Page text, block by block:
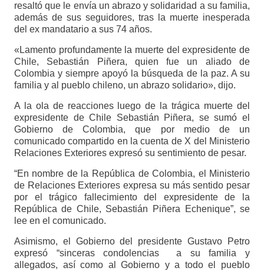
resaltó que le envía un abrazo y solidaridad a su familia,
además de sus seguidores, tras la muerte inesperada
del ex mandatario a sus 74 años.
«Lamento profundamente la muerte del expresidente de
Chile, Sebastián Piñera, quien fue un aliado de
Colombia y siempre apoyó la búsqueda de la paz. A su
familia y al pueblo chileno, un abrazo solidario», dijo.
A la ola de reacciones luego de la trágica muerte del
expresidente de Chile Sebastián Piñera, se sumó el
Gobierno de Colombia, que por medio de un
comunicado compartido en la cuenta de X del Ministerio
Relaciones Exteriores expresó su sentimiento de pesar.
“En nombre de la República de Colombia, el Ministerio
de Relaciones Exteriores expresa su más sentido pesar
por el trágico fallecimiento del expresidente de la
República de Chile, Sebastián Piñera Echenique”, se
lee en el comunicado.
Asimismo, el Gobierno del presidente Gustavo Petro
expresó “sinceras condolencias a su familia y
allegados, así como al Gobierno y a todo el pueblo